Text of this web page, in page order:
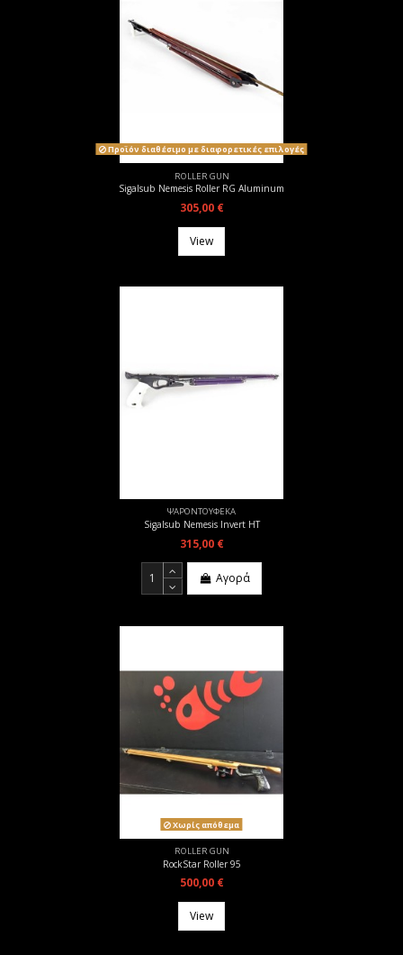
Προϊόν διαθέσιμο με διαφορετικές επιλογές
ROLLER GUN
Sigalsub Nemesis Roller RG Aluminum
305,00 €
View
ΨΑΡΟΝΤΟΥΦΕΚΑ
Sigalsub Nemesis Invert HT
315,00 €
Αγορά
Χωρίς απόθεμα
ROLLER GUN
RockStar Roller 95
500,00 €
View